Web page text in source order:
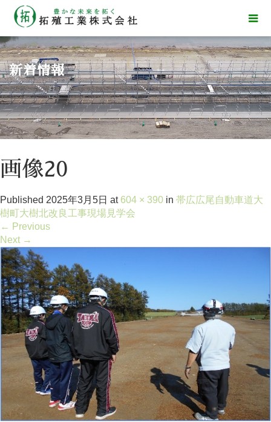
新着情報
画像20
Published 2025年3月5日 at 604 × 390 in 帯広広尾自動車道大
樹町大樹北改良工事現場見学会
← Previous
Next →